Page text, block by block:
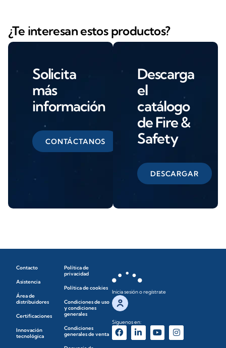
¿Te interesan estos productos?
Solicita
más
información
CONTÁCTANOS
Descarga
el
catálogo
de Fire &
Safety
DESCARGAR
Contacto
Asistencia
Área de
distribuidores
Certificaciones
Innovación
tecnológica
Política de
privacidad
Política de cookies
Condiciones de uso
y condiciones
generales
Condiciones
generales de venta
Inicia sesión o regístrate
Síguenos en: